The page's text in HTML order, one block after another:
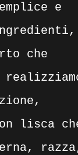
e
che
lisca